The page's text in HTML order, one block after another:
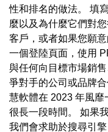
性和排名的做法。 填
麼以及為什麼它們對
客戶，或者如果您願
一個登陸頁面，使用
與任何向目標市場銷
爭對手的公司或品牌
慧軟體在 2023 年風靡
很長一段時間。 如果
我們會求助於搜尋引